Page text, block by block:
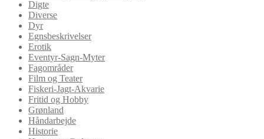
Digte
Diverse
Dyr
Egnsbeskrivelser
Erotik
Eventyr-Sagn-Myter
Fagområder
Film og Teater
Fiskeri-Jagt-Akvarie
Fritid og Hobby
Grønland
Håndarbejde
Historie